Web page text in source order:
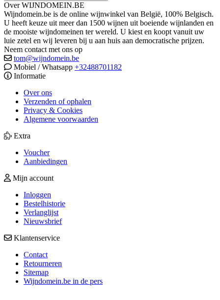
Over WIJNDOMEIN.BE
Wijndomein.be is de online wijnwinkel van België, 100% Belgisch.
U heeft keuze uit meer dan 1500 wijnen uit boeiende wijnlanden en
de mooiste wijndomeinen ter wereld. U kiest en koopt vanuit uw
luie zetel en wij leveren bij u aan huis aan democratische prijzen.
Neem contact met ons op
tom@wijndomein.be
Mobiel / Whatsapp +32488701182
Informatie
Over ons
Verzenden of ophalen
Privacy & Cookies
Algemene voorwaarden
Extra
Voucher
Aanbiedingen
Mijn account
Inloggen
Bestelhistorie
Verlanglijst
Nieuwsbrief
Klantenservice
Contact
Retourneren
Sitemap
Wijndomein.be in de pers